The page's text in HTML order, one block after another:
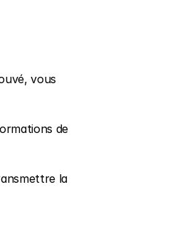
vous
de
la